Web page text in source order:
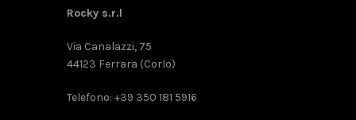
Rocky s.r.l
Via Canalazzi, 75
44123 Ferrara (Corlo)
Telefono: +39 350 181 5916